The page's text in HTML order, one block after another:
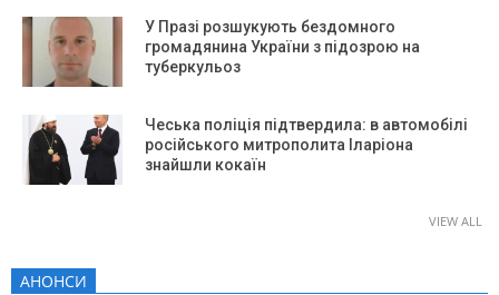
У Празі розшукують бездомного
громадянина України з підозрою на
туберкульоз
Чеська поліція підтвердила: в автомобілі
російського митрополита Іларіона
знайшли кокаїн
VIEW ALL
АНОНСИ